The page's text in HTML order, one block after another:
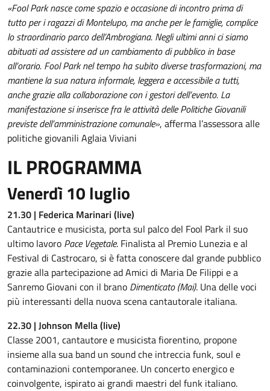
«Fool Park nasce come spazio e occasione di incontro prima di
tutto per i ragazzi di Montelupo, ma anche per le famiglie, complice
lo straordinario parco dell’Ambrogiana. Negli ultimi anni ci siamo
abituati ad assistere ad un cambiamento di pubblico in base
all’orario. Fool Park nel tempo ha subito diverse trasformazioni, ma
mantiene la sua natura informale, leggera e accessibile a tutti,
anche grazie alla collaborazione con i gestori dell’evento. La
manifestazione si inserisce fra le attività delle Politiche Giovanili
previste dell’amministrazione comunale», afferma l’assessora alle
politiche giovanili Aglaia Viviani
IL PROGRAMMA
Venerdì 10 luglio
21.30 | Federica Marinari (live)
Cantautrice e musicista, porta sul palco del Fool Park il suo
ultimo lavoro Pace Vegetale. Finalista al Premio Lunezia e al
Festival di Castrocaro, si è fatta conoscere dal grande pubblico
grazie alla partecipazione ad Amici di Maria De Filippi e a
Sanremo Giovani con il brano Dimenticato (Mai). Una delle voci
più interessanti della nuova scena cantautorale italiana.
22.30 | Johnson Mella (live)
Classe 2001, cantautore e musicista fiorentino, propone
insieme alla sua band un sound che intreccia funk, soul e
contaminazioni contemporanee. Un concerto energico e
coinvolgente, ispirato ai grandi maestri del funk italiano.